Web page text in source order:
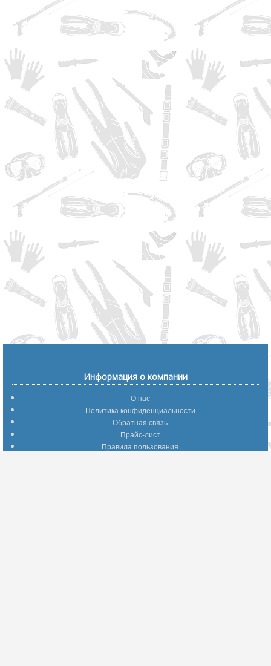
Информация о компании
О нас
Политика конфиденциальности
Обратная связь
Прайс-лист
Правила пользования